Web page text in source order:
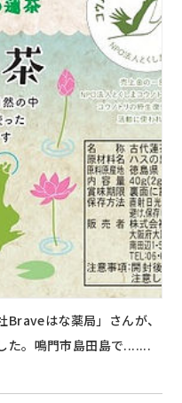
はな薬局」さんが、
た。鳴門市島田島で.......